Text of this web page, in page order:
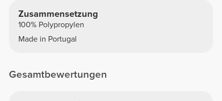
Zusammensetzung
100% Polypropylen
Made in Portugal
Gesamtbewertungen